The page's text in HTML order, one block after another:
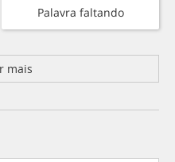
Palavra faltando
mais